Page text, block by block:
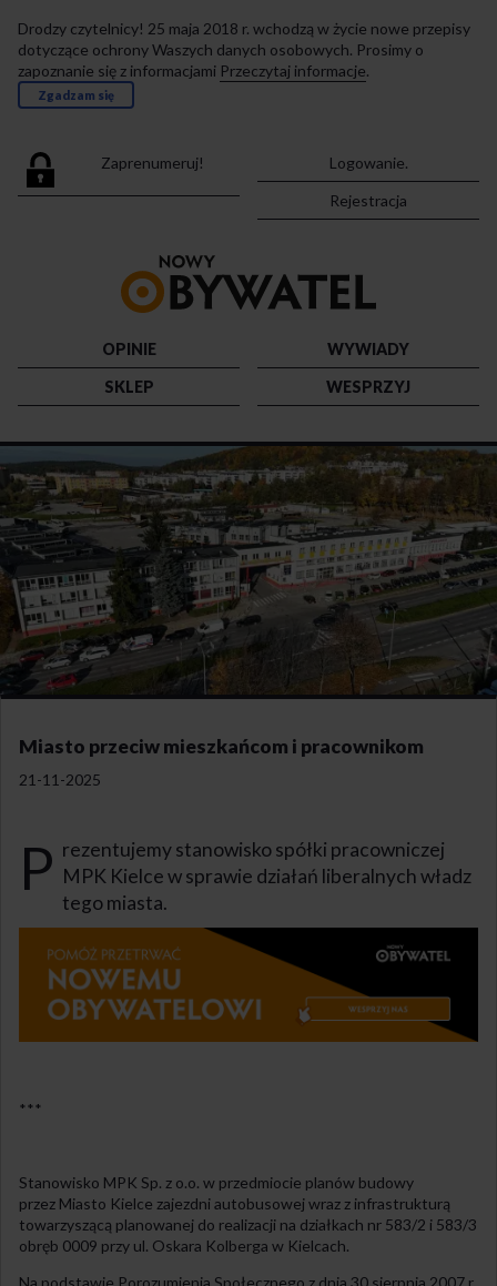
Drodzy czytelnicy! 25 maja 2018 r. wchodzą w życie nowe przepisy
dotyczące ochrony Waszych danych osobowych. Prosimy o
zapoznanie się z informacjami Przeczytaj informacje.
Zgadzam się
Zaprenumeruj!
Logowanie.
Rejestracja
strony
OPINIE
WYWIADY
SKLEP
WESPRZYJ
Miasto przeciw mieszkańcom i pracownikom
21-11-2025
P rezentujemy stanowisko spółki pracowniczej
MPK Kielce w sprawie działań liberalnych władz
tego miasta.
***
Stanowisko MPK Sp. z o.o. w przedmiocie planów budowy
przez Miasto Kielce zajezdni autobusowej wraz z infrastrukturą
towarzyszącą planowanej do realizacji na działkach nr 583/2 i 583/3
obręb 0009 przy ul. Oskara Kolberga w Kielcach.
Na podstawie Porozumienia Społecznego z dnia 30 sierpnia 2007 r.